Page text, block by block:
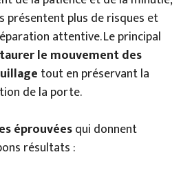
présentent plus de risques et
attentive. Le principal
le mouvement des
tout en préservant la
de la porte.
éprouvéesqui donnent
résultats :